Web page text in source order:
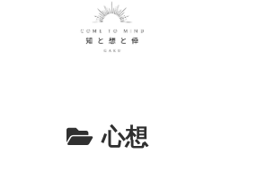
心想